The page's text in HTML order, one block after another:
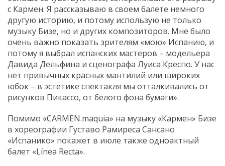
с Кармен. Я рассказываю в своем балете немного
другую историю, и потому использую не только
музыку Бизе, но и других композиторов. Мне было
очень важно показать зрителям «мою» Испанию, и
потому я выбрал испанских мастеров – модельера
Давида Дельфина и сценографа Луиса Креспо. У нас
нет привычных красных мантилий или широких
юбок – в эстетике спектакля мы отталкивались от
рисунков Пикассо, от белого фона бумаги».
Помимо «CARMEN.maquia» на музыку «Кармен» Бизе
в хореографии Густаво Рамиреса Сансано
«Испанико» покажет в июле также одноактный
балет «Línea Recta».